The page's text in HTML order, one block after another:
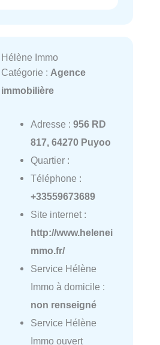
Hélène Immo
Catégorie : Agence
immobilière
Adresse : 956 RD
817, 64270 Puyoo
Quartier :
Téléphone :
+33559673689
Site internet :
http://www.helenei
mmo.fr/
Service Hélène
Immo à domicile :
non renseigné
Service Hélène
Immo ouvert